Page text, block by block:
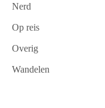
Nerd
Op reis
Overig
Wandelen